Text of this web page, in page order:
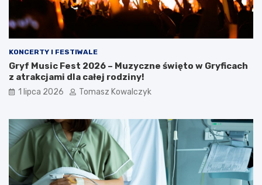
KONCERTY I FESTIWALE
Gryf Music Fest 2026 – Muzyczne święto w Gryficach
z atrakcjami dla całej rodziny!
1 lipca 2026 Tomasz Kowalczyk